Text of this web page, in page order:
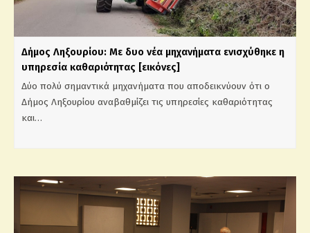
Δήμος Ληξουρίου: Με δυο νέα μηχανήματα ενισχύθηκε η
υπηρεσία καθαριότητας [εικόνες]
Δύο πολύ σημαντικά μηχανήματα που αποδεικνύουν ότι ο
Δήμος Ληξουρίου αναβαθμίζει τις υπηρεσίες καθαριότητας
και…